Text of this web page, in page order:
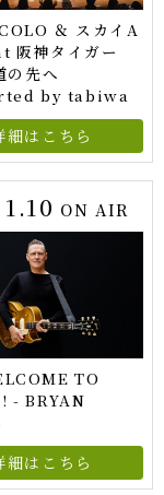
＆ スカイA
阪神タイガー
先へ
by tabiwa
細はこちら
1.10 ON AIR
TO
- BRYAN
細はこちら